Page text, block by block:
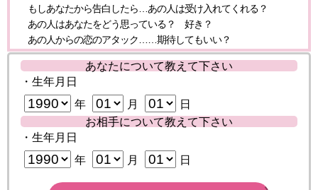
もしあなたから告白したら…あの人は受け入れてくれる？
あの人はあなたをどう思っている？ 好き？
あの人からの恋のアタック……期待してもいい？
あなたについて教えて下さい
・生年月日
年 月
日
お相手について教えて下さい
・生年月日
年 月 日